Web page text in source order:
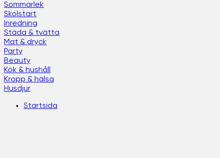
Sommarlek
Skolstart
Inredning
Städa & tvätta
Mat & dryck
Party
Beauty
Kök & hushåll
Kropp & hälsa
Husdjur
Startsida